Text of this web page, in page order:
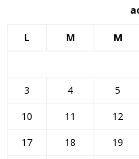
L M M
3
4 5
10
11 12
17
18 19